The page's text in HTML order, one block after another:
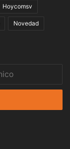
Hoycomsv
Novedad